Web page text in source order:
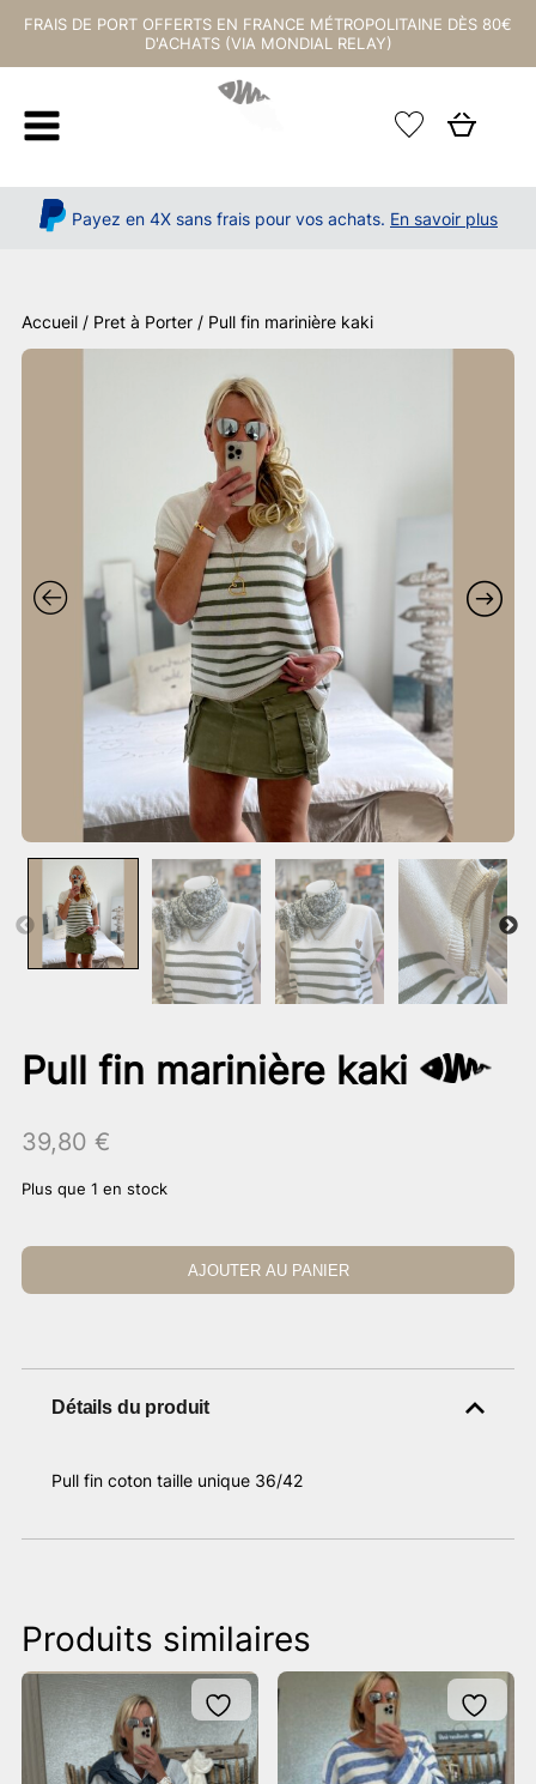
FRAIS DE PORT OFFERTS EN FRANCE MÉTROPOLITAINE DÈS 80€
D'ACHATS (VIA MONDIAL RELAY)
Payez en 4X sans frais pour vos achats. En savoir plus
Accueil / Pret à Porter / Pull fin marinière kaki
Pull fin marinière kaki
39,80 €
Plus que 1 en stock
AJOUTER AU PANIER
Détails du produit
Pull fin coton taille unique 36/42
Produits similaires